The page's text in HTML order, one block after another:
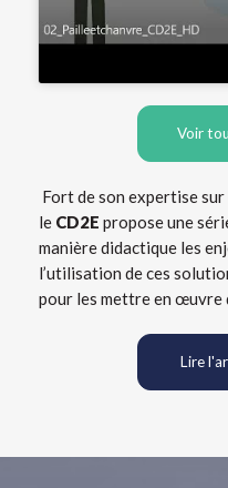
Voir
Fort de son expertise
le CD2E propose une
manière didactique les
l’utilisation de ces
pour les mettre en œuvre
Lire